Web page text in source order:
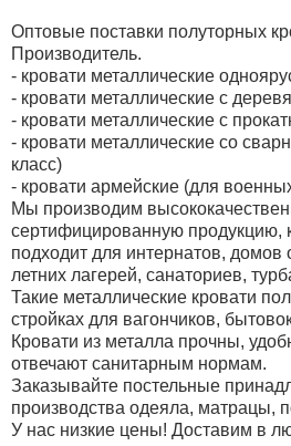
Оптовые поставки полуторных
Производитель.
- кровати металлические
- кровати металлические с
- кровати металлические с
- кровати металлические со
класс)
- кровати армейские (для
Мы производим
сертифицированную продукцию,
подходит для интернатов, домов
летних лагерей, санаториев,
Такие металлические кровати
стройках для вагончиков,
Кровати из металла прочны,
отвечают санитарным нормам.
Заказывайте постельные
производства одеяла, матрацы,
У нас низкие цены! Доставим в